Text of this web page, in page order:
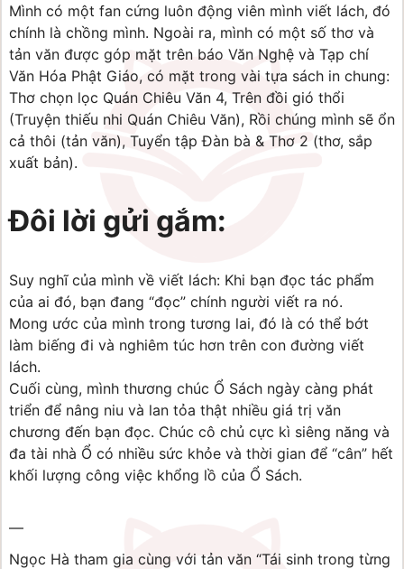
Mình có một fan cứng luôn động viên mình viết lách, đó
chính là chồng mình. Ngoài ra, mình có một số thơ và
tản văn được góp mặt trên báo Văn Nghệ và Tạp chí
Văn Hóa Phật Giáo, có mặt trong vài tựa sách in chung:
Thơ chọn lọc Quán Chiêu Văn 4, Trên đồi gió thổi
(Truyện thiếu nhi Quán Chiêu Văn), Rồi chúng mình sẽ ổn
cả thôi (tản văn), Tuyển tập Đàn bà & Thơ 2 (thơ, sắp
xuất bản).
Đôi lời gửi gắm:
Suy nghĩ của mình về viết lách: Khi bạn đọc tác phẩm
của ai đó, bạn đang “đọc” chính người viết ra nó.
Mong ước của mình trong tương lai, đó là có thể bớt
làm biếng đi và nghiêm túc hơn trên con đường viết
lách.
Cuối cùng, mình thương chúc Ổ Sách ngày càng phát
triển để nâng niu và lan tỏa thật nhiều giá trị văn
chương đến bạn đọc. Chúc cô chủ cực kì siêng năng và
đa tài nhà Ổ có nhiều sức khỏe và thời gian để “cân” hết
khối lượng công việc khổng lồ của Ổ Sách.
—
Ngọc Hà tham gia cùng với tản văn “Tái sinh trong từng